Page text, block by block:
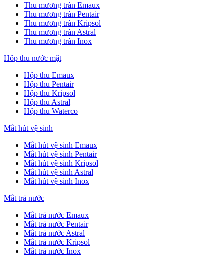
Thu mương tràn Emaux
Thu mương tràn Pentair
Thu mương tràn Kripsol
Thu mương tràn Astral
Thu mương tràn Inox
Hôp thu nước mặt
Hộp thu Emaux
Hộp thu Pentair
Hộp thu Kripsol
Hộp thu Astral
Hộp thu Waterco
Mắt hút vệ sinh
Mắt hút vệ sinh Emaux
Mắt hút vệ sinh Pentair
Mắt hút vệ sinh Kripsol
Mắt hút vệ sinh Astral
Mắt hút vệ sinh Inox
Mắt trả nước
Mắt trả nước Emaux
Mắt trả nước Pentair
Mắt trả nước Astral
Mắt trả nước Kripsol
Mắt trả nước Inox